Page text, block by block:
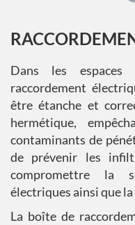
Dans les espaces
raccordement
être étanche et
hermétique,
contaminants de
de prévenir les
compromettre la
électriques ainsi que
La boîte de